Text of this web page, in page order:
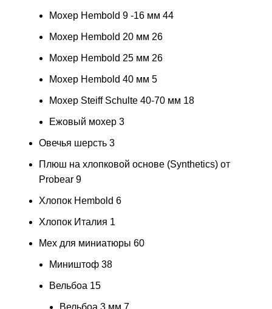
Мохер Hembold 9 -16 мм 44
Мохер Hembold 20 мм 26
Мохер Hembold 25 мм 26
Мохер Hembold 40 мм 5
Мохер Steiff Schulte 40-70 мм 18
Ежовый мохер 3
Овечья шерсть 3
Плюш на хлопковой основе (Synthetics) от
Probear 9
Хлопок Hembold 6
Хлопок Италия 1
Мех для миниатюры 60
Миништоф 38
Вельбоа 15
Вельбоа 3 мм 7